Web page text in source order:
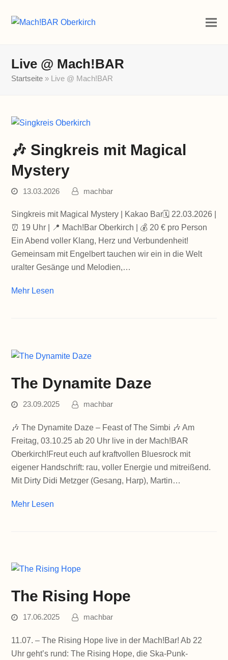
Live @ Mach!BAR
Startseite » Live @ Mach!BAR
🎶 Singkreis mit Magical
Mystery
13.03.2026 machbar
Singkreis mit Magical Mystery | Kakao Bar🗓 22.03.2026 |
⏰ 19 Uhr | 📍 Mach!Bar Oberkirch | 💰 20 € pro Person
Ein Abend voller Klang, Herz und Verbundenheit!
Gemeinsam mit Engelbert tauchen wir ein in die Welt
uralter Gesänge und Melodien,…
Mehr Lesen
The Dynamite Daze
23.09.2025 machbar
🎶 The Dynamite Daze – Feast of The Simbi 🎶 Am
Freitag, 03.10.25 ab 20 Uhr live in der Mach!BAR
Oberkirch!Freut euch auf kraftvollen Bluesrock mit
eigener Handschrift: rau, voller Energie und mitreißend.
Mit Dirty Didi Metzger (Gesang, Harp), Martin…
Mehr Lesen
The Rising Hope
17.06.2025 machbar
11.07. – The Rising Hope live in der Mach!Bar! Ab 22
Uhr geht’s rund: The Rising Hope, die Ska-Punk-